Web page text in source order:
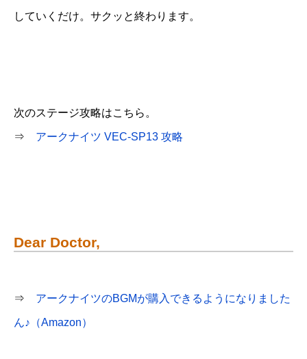
していくだけ。サクッと終わります。
次のステージ攻略はこちら。
⇒ アークナイツ VEC-SP13 攻略
Dear Doctor,
⇒ アークナイツのBGMが購入できるようになりました
ん♪（Amazon）